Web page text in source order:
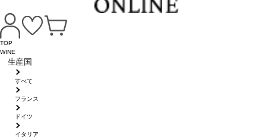
TOP
WINE
生産国
すべて
フランス
ドイツ
イタリア